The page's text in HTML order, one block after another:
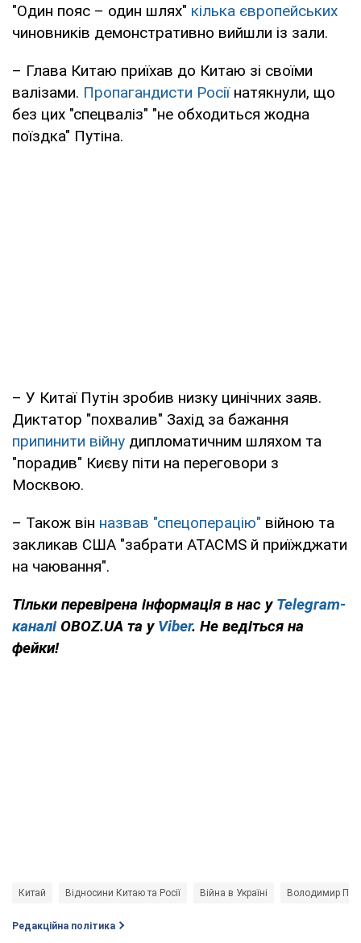
"Один пояс – один шлях" кілька європейських
чиновників демонстративно вийшли із зали.
– Глава Китаю приїхав до Китаю зі своїми
валізами. Пропагандисти Росіїнатякнули, що
без цих "спецваліз" "не обходиться жодна
поїздка" Путіна.
– У Китаї Путін зробив низку цинічних заяв.
Диктатор "похвалив" Захід за бажання
припинити війну дипломатичним шляхом та
"порадив" Києву піти на переговори з
Москвою.
– Також він назвав "спецоперацію" війною та
закликав США "забрати ATACMS й приїжджати
на чаювання".
Тільки перевірена інформація в нас у Telegram-
каналі OBOZ.UA та у Viber. Не ведіться на
фейки!
Китай Відносини Китаю та Росії Війна в Україні Володимир
Редакційна політика